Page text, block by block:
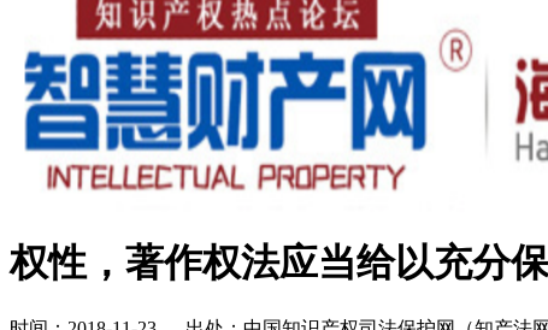
权性，著作权法应当给以充分